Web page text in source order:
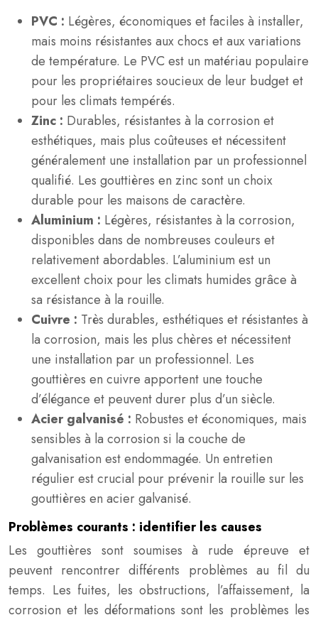
PVC : Légères, économiques et faciles à installer,
mais moins résistantes aux chocs et aux variations
de température. Le PVC est un matériau populaire
pour les propriétaires soucieux de leur budget et
pour les climats tempérés.
Zinc : Durables, résistantes à la corrosion et
esthétiques, mais plus coûteuses et nécessitent
généralement une installation par un professionnel
qualifié. Les gouttières en zinc sont un choix
durable pour les maisons de caractère.
Aluminium : Légères, résistantes à la corrosion,
disponibles dans de nombreuses couleurs et
relativement abordables. L’aluminium est un
excellent choix pour les climats humides grâce à
sa résistance à la rouille.
Cuivre : Très durables, esthétiques et résistantes à
la corrosion, mais les plus chères et nécessitent
une installation par un professionnel. Les
gouttières en cuivre apportent une touche
d’élégance et peuvent durer plus d’un siècle.
Acier galvanisé : Robustes et économiques, mais
sensibles à la corrosion si la couche de
galvanisation est endommagée. Un entretien
régulier est crucial pour prévenir la rouille sur les
gouttières en acier galvanisé.
Problèmes courants : identifier les causes
Les gouttières sont soumises à rude épreuve et
peuvent rencontrer différents problèmes au fil du
temps. Les fuites, les obstructions, l’affaissement, la
corrosion et les déformations sont les problèmes les